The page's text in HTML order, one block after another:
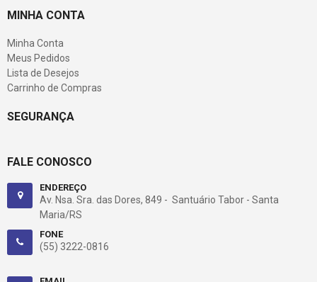
MINHA CONTA
Minha Conta
Meus Pedidos
Lista de Desejos
Carrinho de Compras
SEGURANÇA
FALE CONOSCO
ENDEREÇO
Av. Nsa. Sra. das Dores, 849 - Santuário Tabor - Santa
Maria/RS
FONE
(55) 3222-0816